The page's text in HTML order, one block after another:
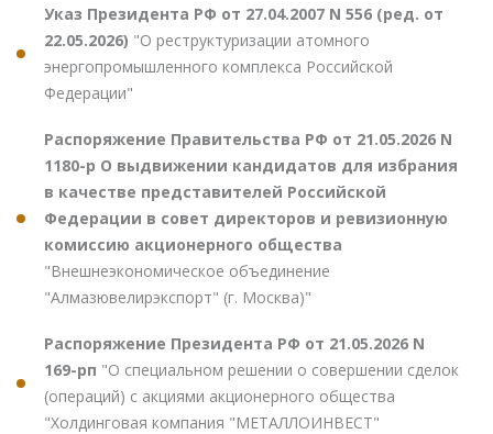
Указ Президента РФ от 27.04.2007 N 556 (ред. от
22.05.2026) "О реструктуризации атомного
энергопромышленного комплекса Российской
Федерации"
Распоряжение Правительства РФ от 21.05.2026 N
1180-р О выдвижении кандидатов для избрания
в качестве представителей Российской
Федерации в совет директоров и ревизионную
комиссию акционерного общества
"Внешнеэкономическое объединение
"Алмазювелирэкспорт" (г. Москва)"
Распоряжение Президента РФ от 21.05.2026 N
169-рп "О специальном решении о совершении сделок
(операций) с акциями акционерного общества
"Холдинговая компания "МЕТАЛЛОИНВЕСТ"